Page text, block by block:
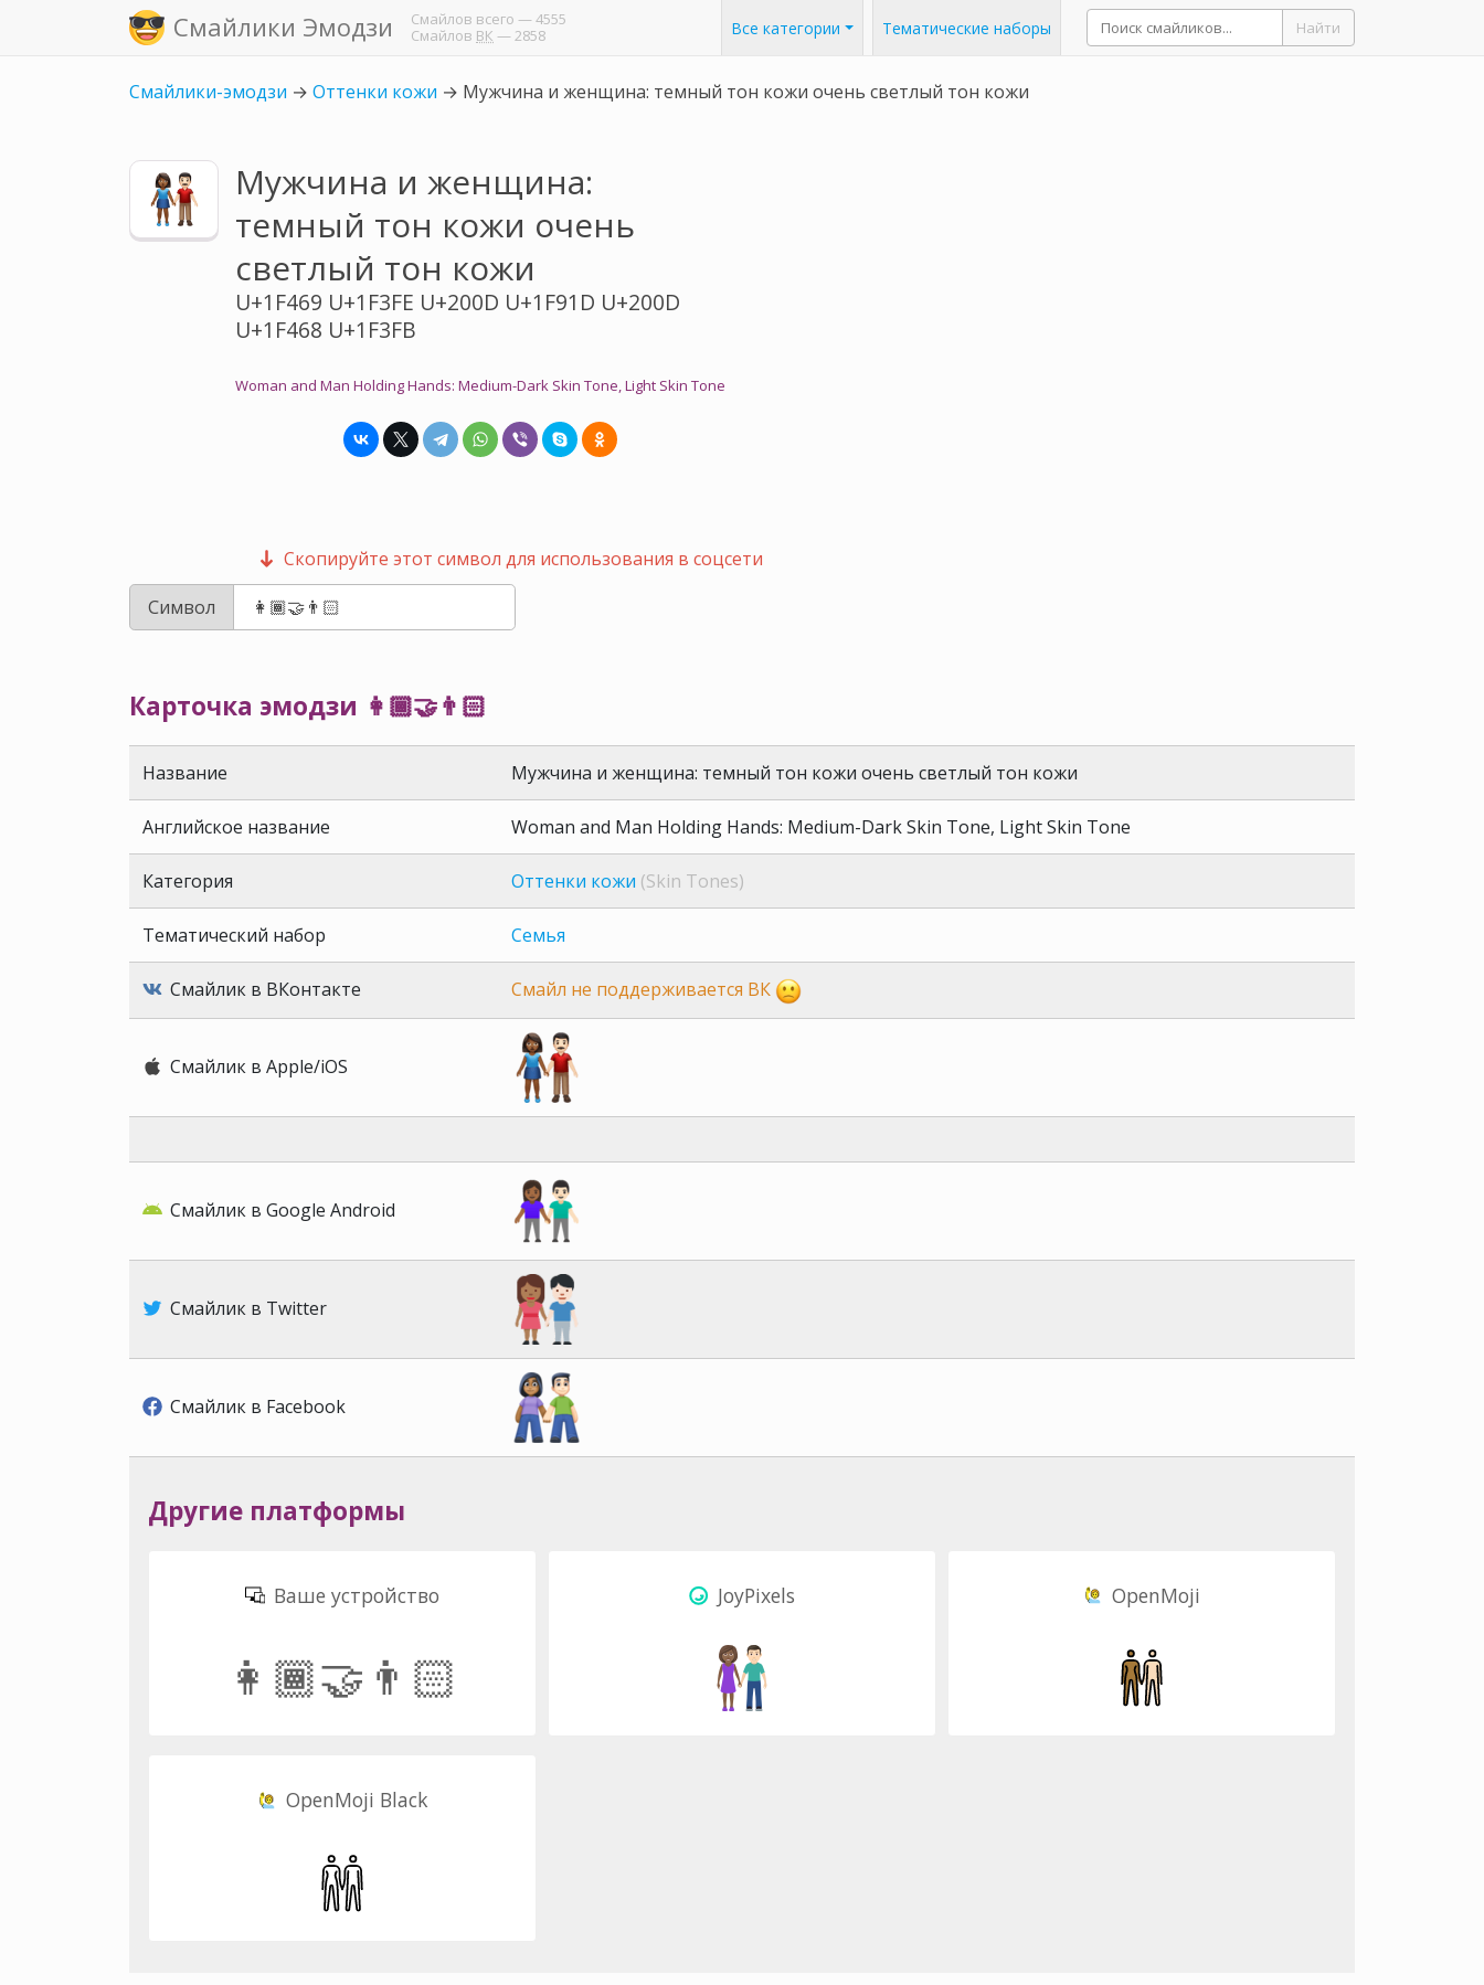
Смайлики Эмодзи Смайлов всего — 4555
Смайлов ВК — 2858 Все категории Тематические наборы Найти
Смайлики-эмодзи → Оттенки кожи → Мужчина и женщина: темный тон кожи очень светлый тон кожи
Мужчина и женщина:
темный тон кожи очень
светлый тон кожи
U+1F469 U+1F3FE U+200D U+1F91D U+200D
U+1F468 U+1F3FB
Woman and Man Holding Hands: Medium-Dark Skin Tone, Light Skin Tone
Скопируйте этот символ для использования в соцсети
Символ
Карточка эмодзи 👩🏾‍🤝‍👨🏻
Название Мужчина и женщина: темный тон кожи очень светлый тон кожи
Английское название Woman and Man Holding Hands: Medium-Dark Skin Tone, Light Skin Tone
Категория Оттенки кожи (Skin Tones)
Тематический набор Семья
Смайлик в ВКонтакте Смайл не поддерживается ВК
Смайлик в Apple/iOS
Смайлик в Google Android
Смайлик в Twitter
Смайлик в Facebook
Другие платформы
Ваше устройство
👩🏾‍🤝‍👨🏻
JoyPixels OpenMoji
OpenMoji Black